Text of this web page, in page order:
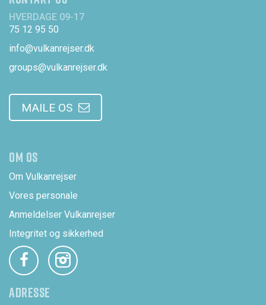
HVERDAGE 09-17
75 12 95 50
info@vulkanrejser.dk
groups@vulkanrejser.dk
MAILE OS
OM OS
Om Vulkanrejser
Vores personale
Anmeldelser Vulkanrejser
Integritet og sikkerhed
ADRESSE